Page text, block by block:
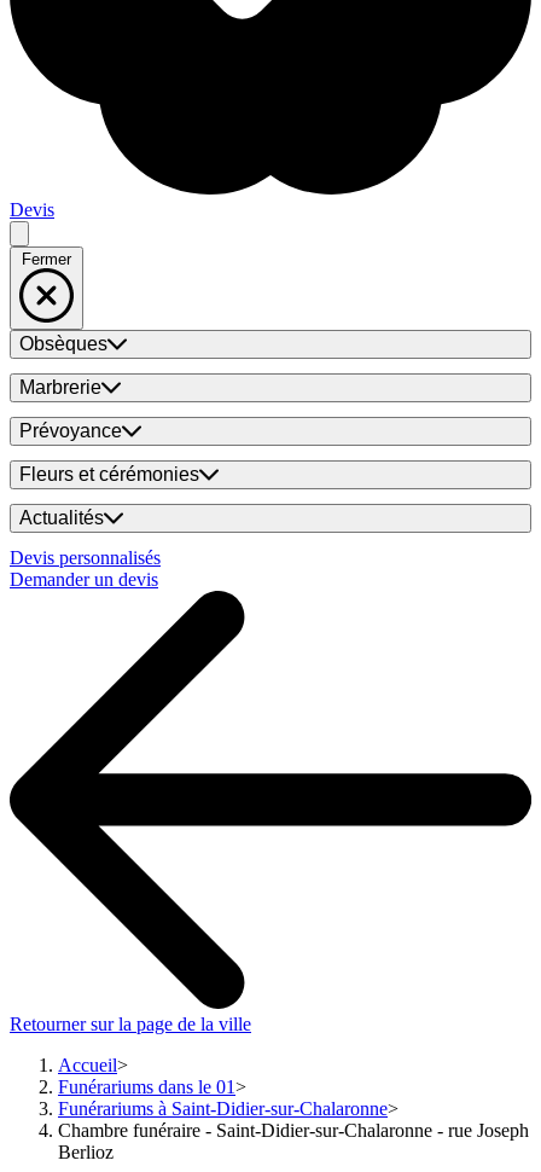
Devis
Fermer
Obsèques
Marbrerie
Prévoyance
Fleurs et cérémonies
Actualités
Devis personnalisés
Demander un devis
Retourner sur la page de la ville
Accueil
Funérariums dans le 01
Funérariums à Saint-Didier-sur-Chalaronne
Chambre funéraire - Saint-Didier-sur-Chalaronne - rue Joseph
Berlioz